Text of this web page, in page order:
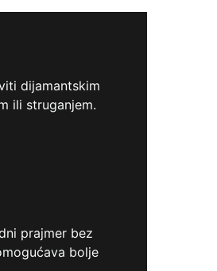
dijamantskim
ili struganjem.
prajmer bez
bolje